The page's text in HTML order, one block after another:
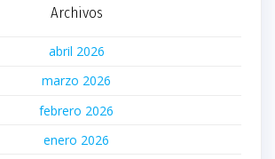
Archivos
abril 2026
marzo 2026
febrero 2026
enero 2026